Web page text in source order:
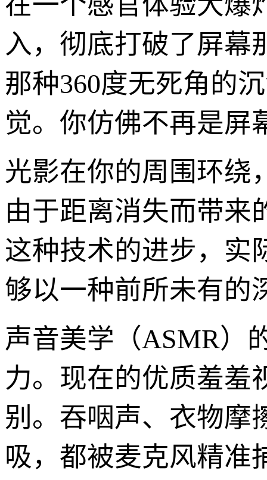
入，彻底打破了屏幕
那种360度无死角的
觉。你仿佛不再是屏
光影在你的周围环绕
由于距离消失而带来
这种技术的进步，实
够以一种前所未有的
声音美学（ASMR）
力。现在的优质羞羞
别。吞咽声、衣物摩
吸，都被麦克风精准